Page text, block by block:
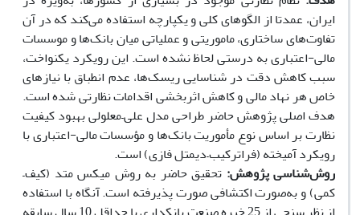
ایران، عمدتا از الگوهای کلی و یکپارچه استفاده می‌کند که در آن
تفاوت‌های ساختاری، ماموریتی و عملیاتی میان بانک‌ها و موسسات
مالی-اعتباری به درستی لحاظ نشده است. این رویکرد یکنواخت،
سبب کاهش دقت در شناسایی ریسک‌ها، عدم انطباق با نیازهای
خاص هر نهاد مالی و کاهش اثربخشی اقدامات نظارتی شده است.
هدف اصلی پژوهش حاضر طراحی مدل علی–معلولی بهبود کیفیت
نظارت بر اساس نوع مأموریت بانک­‌ها و مؤسسات مالی-اعتباری با
رویکرد آمیخته (فراترکیب–دیمتل فازی) است.
روش‌شناسی پژوهش: تحقیق حاضر به روش میکس متد (کیف–
کمی) و به‌صورت اکتشافی صورت پذیرفته است. آنگاه با استفاده